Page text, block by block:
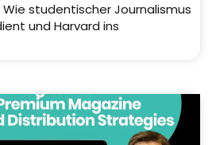
studentischer Journalismus
und Harvard ins